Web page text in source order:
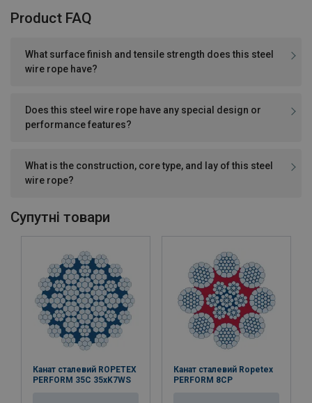
Product FAQ
What surface finish and tensile strength does this steel
wire rope have?
Does this steel wire rope have any special design or
performance features?
What is the construction, core type, and lay of this steel
wire rope?
Cупутні товари
Канат сталевий ROPETEX
PERFORM 35C 35xK7WS
Канат сталевий Ropetex
PERFORM 8CP